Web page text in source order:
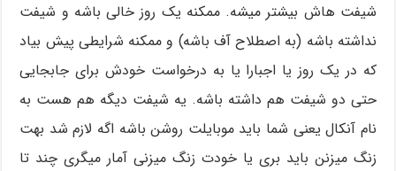
شیفت هاش بیشتر میشه. ممکنه یک روز خالی باشه و شیفت
نداشته باشه (به اصطلاح آف باشه) و ممکنه شرایطی پیش بیاد
که در یک روز یا اجبارا یا به درخواست خودش برای جابجایی
حتی دو شیفت هم داشته باشه. یه شیفت دیگه هم هست به
نام آنکال یعنی شما باید موبایلت روشن باشه اگه لازم شد بهت
زنگ میزنن باید بری یا خودت زنگ میزنی آمار میگری چند تا